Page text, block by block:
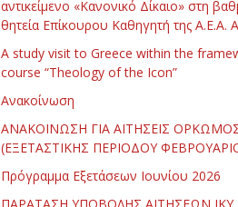
αντικείμενο «Κανονικό Δίκαιο» στη
θητεία Επίκουρου Καθηγητή της Α.Ε.Α.
Α study visit to Greece within the
course “Theology of the Icon”
Ανακοίνωση
ΑΝΑΚΟΙΝΩΣΗ ΓΙΑ ΑΙΤΗΣΕΙΣ
(ΕΞΕΤΑΣΤΙΚΗΣ ΠΕΡΙΟΔΟΥ
Πρόγραμμα Εξετάσεων Ιουνίου 2026